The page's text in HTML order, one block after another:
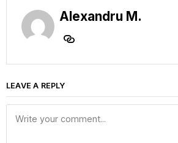
Alexandru M.
LEAVE A REPLY